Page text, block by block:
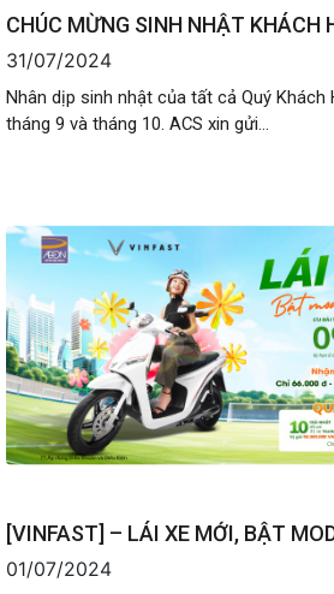
CHÚC MỪNG SINH NHẬT KHÁCH
31/07/2024
Nhân dịp sinh nhật của tất cả Quý Khách
tháng 9 và tháng 10. ACS xin gửi...
[VINFAST] – LÁI XE MỚI, BẬT
01/07/2024